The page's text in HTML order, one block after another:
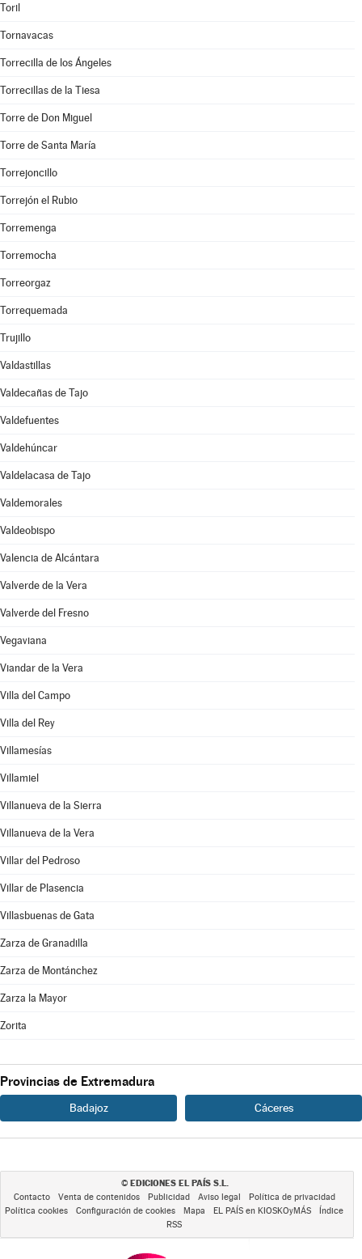
Toril
Tornavacas
Torrecilla de los Ángeles
Torrecillas de la Tiesa
Torre de Don Miguel
Torre de Santa María
Torrejoncillo
Torrejón el Rubio
Torremenga
Torremocha
Torreorgaz
Torrequemada
Trujillo
Valdastillas
Valdecañas de Tajo
Valdefuentes
Valdehúncar
Valdelacasa de Tajo
Valdemorales
Valdeobispo
Valencia de Alcántara
Valverde de la Vera
Valverde del Fresno
Vegaviana
Viandar de la Vera
Villa del Campo
Villa del Rey
Villamesías
Villamiel
Villanueva de la Sierra
Villanueva de la Vera
Villar del Pedroso
Villar de Plasencia
Villasbuenas de Gata
Zarza de Granadilla
Zarza de Montánchez
Zarza la Mayor
Zorita
Provincias de Extremadura
Badajoz Cáceres
© EDICIONES EL PAÍS S.L.
Contacto Venta de contenidos Publicidad Aviso legal
Política de privacidad
Política cookies
Configuración de cookies Mapa EL PAÍS en KIOSKOyMÁS
Índice
RSS